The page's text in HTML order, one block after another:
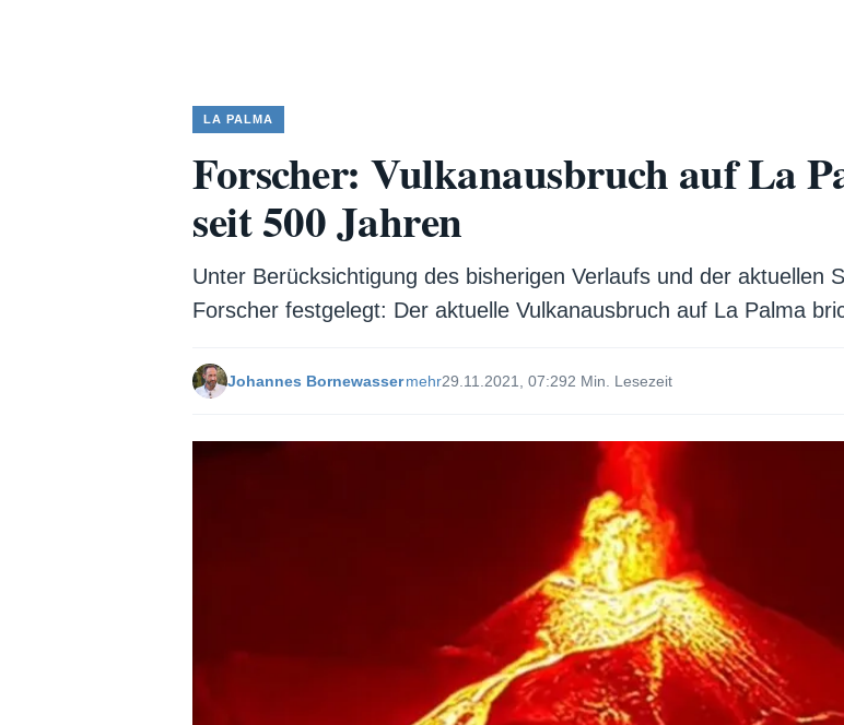
LA PALMA
Forscher: Vulkanausbruch auf La
seit 500 Jahren
Unter Berücksichtigung des bisherigen Verlaufs und der aktuellen
Forscher festgelegt: Der aktuelle Vulkanausbruch auf La Palma
Johannes Bornewassermehr29.11.2021, 07:292 Min. Lesezeit